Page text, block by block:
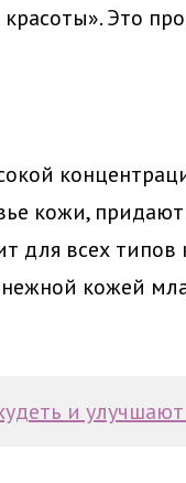
Это
кожи, придают
для всех типов
нежной кожей
и